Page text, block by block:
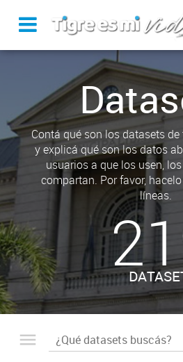
Contá qué son los datasets
y explicá qué son los datos
usuarios a que los usen,
compartan. Por favor,
líneas.